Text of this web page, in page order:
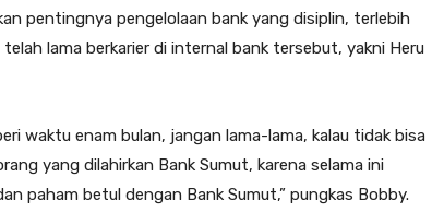
pentingnya pengelolaan bank yang disiplin, terlebih
lama berkarier di internal bank tersebut, yakni Heru
waktu enam bulan, jangan lama-lama, kalau tidak bisa
yang dilahirkan Bank Sumut, karena selama ini
paham betul dengan Bank Sumut,” pungkas Bobby.